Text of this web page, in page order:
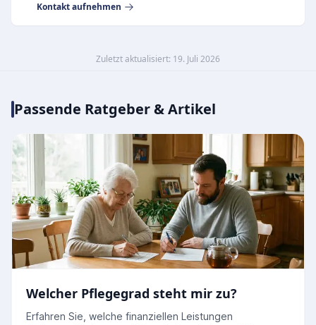
Kontakt aufnehmen
Zuletzt aktualisiert: 19. Juli 2026
Passende Ratgeber & Artikel
Welcher Pflegegrad steht mir zu?
Erfahren Sie, welche finanziellen Leistungen